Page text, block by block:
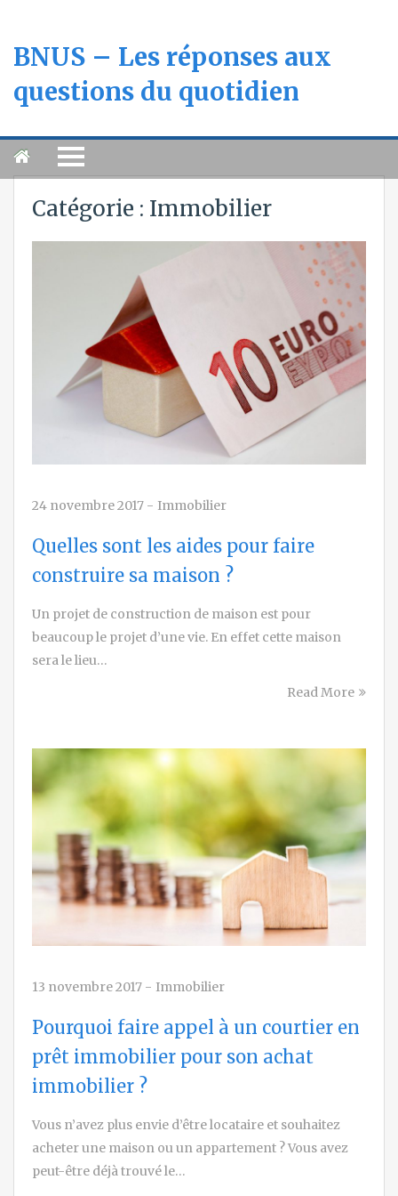
BNUS – Les réponses aux
questions du quotidien
Catégorie : Immobilier
24 novembre 2017 - Immobilier
Quelles sont les aides pour faire
construire sa maison ?
Un projet de construction de maison est pour
beaucoup le projet d’une vie. En effet cette maison
sera le lieu…
Read More
13 novembre 2017 - Immobilier
Pourquoi faire appel à un courtier en
prêt immobilier pour son achat
immobilier ?
Vous n’avez plus envie d’être locataire et souhaitez
acheter une maison ou un appartement ? Vous avez
peut-être déjà trouvé le…